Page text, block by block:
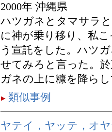
2000年 沖縄県
ハツガネとタマサラ
に神が乗り移り、私
う宣託をした。ハツ
せてみろと言った。
ガネの上に糠を降ら
類似事例
ヤテイ，ヤッテ，オ